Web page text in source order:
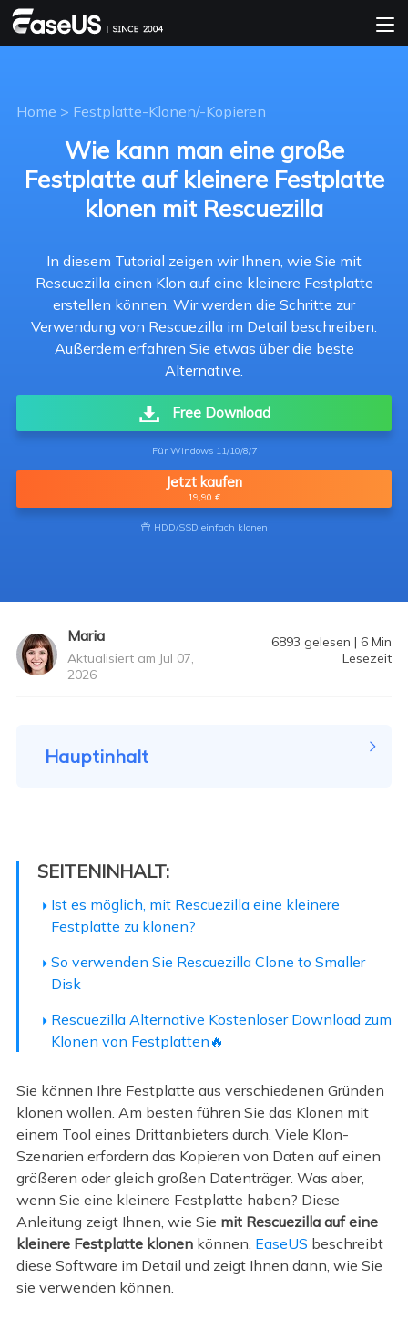
Home > Festplatte-Klonen/-Kopieren
Wie kann man eine große
Festplatte auf kleinere Festplatte
klonen mit Rescuezilla
In diesem Tutorial zeigen wir Ihnen, wie Sie mit
Rescuezilla einen Klon auf eine kleinere Festplatte
erstellen können. Wir werden die Schritte zur
Verwendung von Rescuezilla im Detail beschreiben.
Außerdem erfahren Sie etwas über die beste
Alternative.
Free Download
Für Windows 11/10/8/7
Jetzt kaufen
19,90 €
 HDD/SSD einfach klonen
Maria
Aktualisiert am Jul 07,
2026
6893 gelesen | 6 Min
Lesezeit
Hauptinhalt
SEITENINHALT:
Ist es möglich, mit Rescuezilla eine kleinere
Festplatte zu klonen?
So verwenden Sie Rescuezilla Clone to Smaller
Disk
Rescuezilla Alternative Kostenloser Download zum
Klonen von Festplatten🔥
Sie können Ihre Festplatte aus verschiedenen Gründen
klonen wollen. Am besten führen Sie das Klonen mit
einem Tool eines Drittanbieters durch. Viele Klon-
Szenarien erfordern das Kopieren von Daten auf einen
größeren oder gleich großen Datenträger. Was aber,
wenn Sie eine kleinere Festplatte haben? Diese
Anleitung zeigt Ihnen, wie Sie mit Rescuezilla auf eine
kleinere Festplatte klonenkönnen. EaseUS beschreibt
diese Software im Detail und zeigt Ihnen dann, wie Sie
sie verwenden können.